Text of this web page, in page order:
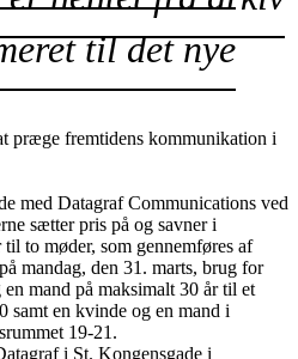
til det nye
præge fremtidens kommunikation i
med Datagraf Communications ved
sætter pris på og savner i
to møder, som gennemføres af
mandag, den 31. marts, brug for
mand på maksimalt 30 år til et
samt en kvinde og en mand i
19-21.
i St. Kongensgade i